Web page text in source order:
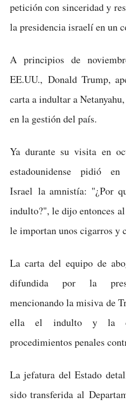
petición con sinceridad y
la presidencia israelí en un
A principios de
EE.UU., Donald Trump,
carta a indultar a
en la gestión del país.
Ya durante su visita en
estadounidense pidió
Israel la amnistía: "¿Por
indulto?", le dijo entonces
le importan unos cigarros y
La carta del equipo de
difundida por la
mencionando la misiva de
ella el indulto y la
procedimientos penales
La jefatura del Estado
sido transferida al